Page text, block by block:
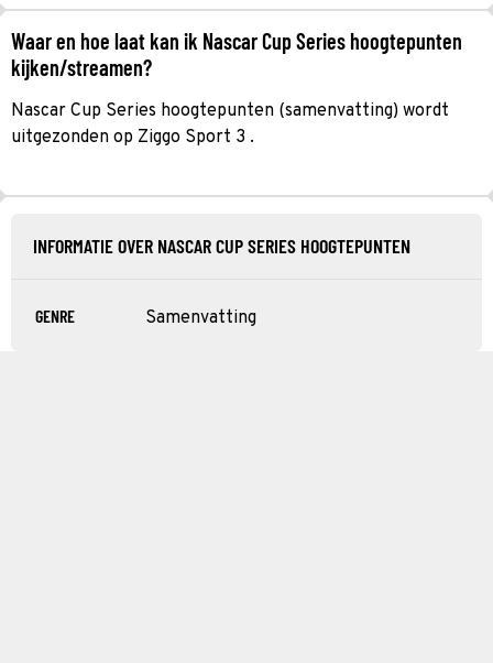
Waar en hoe laat kan ik Nascar Cup Series hoogtepunten
kijken/streamen?
Nascar Cup Series hoogtepunten (samenvatting) wordt
uitgezonden op Ziggo Sport 3 .
INFORMATIE OVER NASCAR CUP SERIES HOOGTEPUNTEN
GENRE Samenvatting